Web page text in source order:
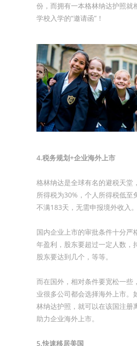
份，而拥有一本格林纳达护照就
学校入学的“邀请函”！
4.税务规划+企业海外上市
格林纳达是全球有名的避税天堂
所得税为30%，个人所得税低至
不满183天，无需申报境外收入。
国内企业上市的审批条件十分严
年盈利，股东要超过一定人数，
股东要达到几个，等等。
而在国外，相对条件要宽松一些
业很多公司都会选择海外上市。
林纳达护照，就可以在该国注册
助力企业海外上市。
5.快速移居美国